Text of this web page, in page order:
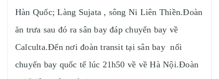
Hàn Quốc; Làng Sujata , sông Ni Liên Thiền.Đoàn
ăn trưa sau đó ra sân bay đáp chuyến bay về
Calculta.Đến nơi đoàn transit tại sân bay nối
chuyến bay quốc tế lúc 21h50 về về Hà Nội.Đoàn